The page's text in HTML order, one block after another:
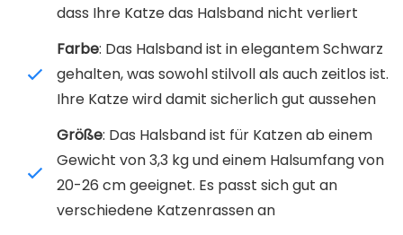
dass Ihre Katze das Halsband nicht verliert
Farbe: Das Halsband ist in elegantem Schwarz
gehalten, was sowohl stilvoll als auch zeitlos ist.
Ihre Katze wird damit sicherlich gut aussehen
Größe: Das Halsband ist für Katzen ab einem
Gewicht von 3,3 kg und einem Halsumfang von
20-26 cm geeignet. Es passt sich gut an
verschiedene Katzenrassen an